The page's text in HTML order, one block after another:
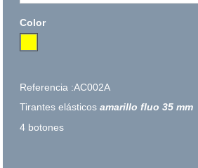
Color
Referencia :AC002A
Tirantes elásticos amarillo fluo 35 mm
4 botones